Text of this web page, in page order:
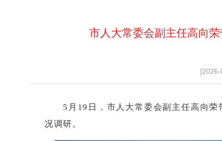
市人大常委会副主任高向
5月19日，市人大常委会副主任高向
况调研。